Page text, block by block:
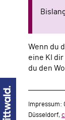
Wenn du
eine KI
du den
Impressum:
Düsseldorf,